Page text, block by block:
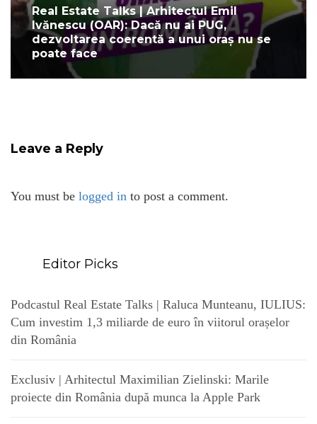
Real Estate Talks | Arhitectul Emil
Ivănescu (OAR): Dacă nu ai PUG,
dezvoltarea coerentă a unui oraș nu se
poate face
Leave a Reply
You must be logged in to post a comment.
Editor Picks
Podcastul Real Estate Talks | Raluca Munteanu, IULIUS:
Cum investim 1,3 miliarde de euro în viitorul orașelor
din România
Exclusiv | Arhitectul Maximilian Zielinski: Marile
proiecte din România după munca la Apple Park